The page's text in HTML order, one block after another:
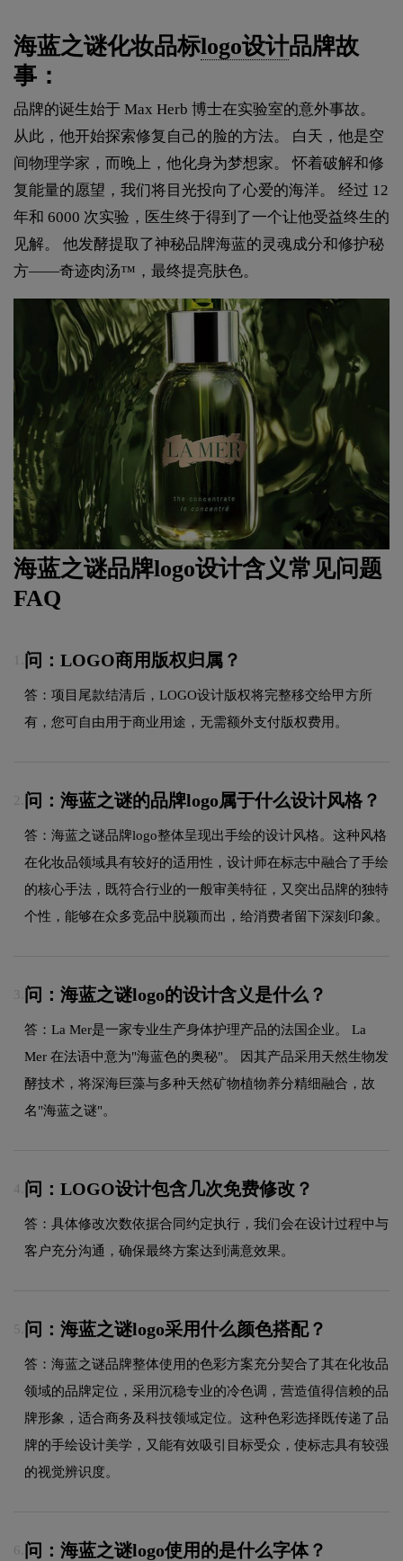
海蓝之谜化妆品标logo设计品牌故
事：
品牌的诞生始于 Max Herb 博士在实验室的意外事故。
从此，他开始探索修复自己的脸的方法。 白天，他是空
间物理学家，而晚上，他化身为梦想家。 怀着破解和修
复能量的愿望，我们将目光投向了心爱的海洋。 经过 12
年和 6000 次实验，医生终于得到了一个让他受益终生的
见解。 他发酵提取了神秘品牌海蓝的灵魂成分和修护秘
方——奇迹肉汤™，最终提亮肤色。
海蓝之谜品牌logo设计含义常见问题
FAQ
问：LOGO商用版权归属？
答：项目尾款结清后，LOGO设计版权将完整移交给甲方所
有，您可自由用于商业用途，无需额外支付版权费用。
2. 问：海蓝之谜的品牌logo属于什么设计风格？
答：海蓝之谜品牌logo整体呈现出手绘的设计风格。这种风格
在化妆品领域具有较好的适用性，设计师在标志中融合了手绘
的核心手法，既符合行业的一般审美特征，又突出品牌的独特
个性，能够在众多竞品中脱颖而出，给消费者留下深刻印象。
3. 问：海蓝之谜logo的设计含义是什么？
答：La Mer是一家专业生产身体护理产品的法国企业。 La
Mer 在法语中意为"海蓝色的奥秘"。 因其产品采用天然生物发
酵技术，将深海巨藻与多种天然矿物植物养分精细融合，故
名"海蓝之谜"。
4. 问：LOGO设计包含几次免费修改？
答：具体修改次数依据合同约定执行，我们会在设计过程中与
客户充分沟通，确保最终方案达到满意效果。
5. 问：海蓝之谜logo采用什么颜色搭配？
答：海蓝之谜品牌整体使用的色彩方案充分契合了其在化妆品
领域的品牌定位，采用沉稳专业的冷色调，营造值得信赖的品
牌形象，适合商务及科技领域定位。这种色彩选择既传递了品
牌的手绘设计美学，又能有效吸引目标受众，使标志具有较强
的视觉辨识度。
6. 问：海蓝之谜logo使用的是什么字体？